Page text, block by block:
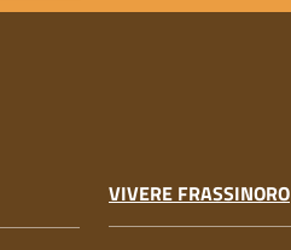
VIVERE FRASSINORO